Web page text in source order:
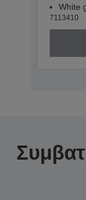
White
7113410